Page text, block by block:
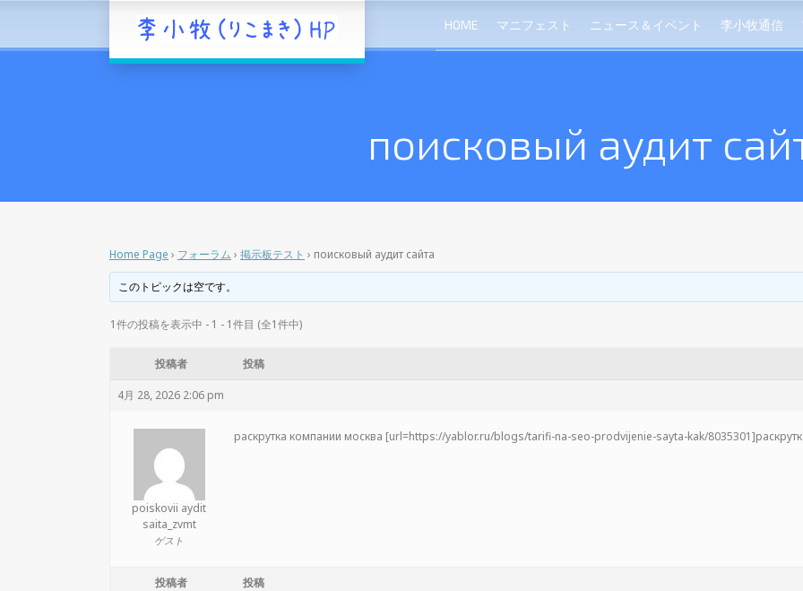
HOME マニフェスト ニュース＆イベント 李小牧通信
поисковый аудит
Home Page › フォーラム › 掲示板テスト › поисковый аудит сайта
このトピックは空です。
1件の投稿を表示中 - 1 - 1件目 (全1件中)
投稿者 投稿
4月 28, 2026 2:06 pm
poiskovii aydit
saita_zvmt
ゲスト
раскрутка компании москва [url=https://yablor.ru/blogs/tarifi-na-seo-prodvijenie-sayta-kak/
投稿者 投稿